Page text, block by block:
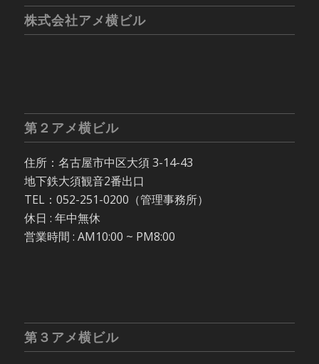
株式会社アメ横ビル
第２アメ横ビル
住所：名古屋市中区大須 3-14-43
地下鉄大須観音2番出口
TEL：052-251-0200（管理事務所）
休日 : 年中無休
営業時間 : AM10:00 ~ PM8:00
第３アメ横ビル